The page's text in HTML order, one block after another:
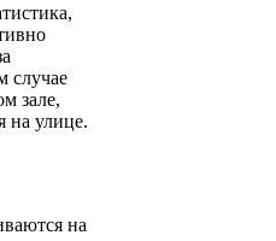
случае
зале,
на улице.